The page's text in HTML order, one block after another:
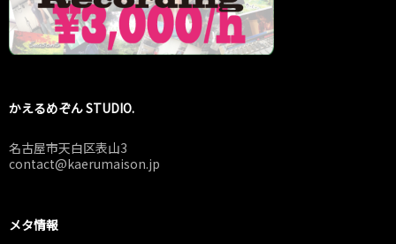
かえるめぞん STUDIO.
名古屋市天白区表山3
contact@kaerumaison.jp
メタ情報